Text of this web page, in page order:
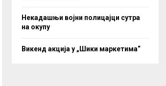
Некадашњи војни полицајци сутра
на окупу
Викенд акција у „Шики маркетима“